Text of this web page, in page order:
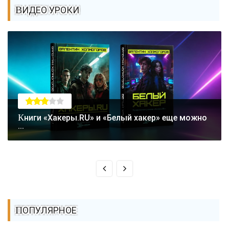
ВИДЕО УРОКИ
Книги «Хакеры.RU» и «Белый хакер» еще можно
...
ПОПУЛЯРНОЕ